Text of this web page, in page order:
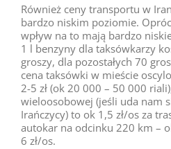
Również ceny transportu w
bardzo niskim poziomie.
wpływ na to mają bardzo
1 l benzyny dla taksówkarzy
groszy, dla pozostałych 70
cena taksówki w mieście
2-5 zł (ok 20 000 – 50 000
wieloosobowej (jeśli uda nam
Irańczycy) to ok 1,5 zł/os za
autokar na odcinku 220 km –
6 zł/os.